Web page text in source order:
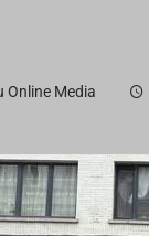
Online Media